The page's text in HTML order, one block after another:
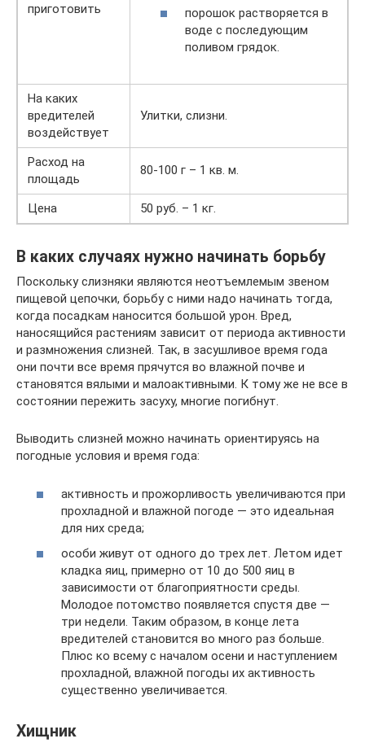
приготовить
порошок растворяется в
воде с последующим
поливом грядок.
На каких
вредителей
воздействует
Улитки, слизни.
Расход на
площадь
80-100 г – 1 кв. м.
Цена 50 руб. – 1 кг.
В каких случаях нужно начинать борьбу
Поскольку слизняки являются неотъемлемым звеном
пищевой цепочки, борьбу с ними надо начинать тогда,
когда посадкам наносится большой урон. Вред,
наносящийся растениям зависит от периода активности
и размножения слизней. Так, в засушливое время года
они почти все время прячутся во влажной почве и
становятся вялыми и малоактивными. К тому же не все в
состоянии пережить засуху, многие погибнут.
Выводить слизней можно начинать ориентируясь на
погодные условия и время года:
активность и прожорливость увеличиваются при
прохладной и влажной погоде — это идеальная
для них среда;
особи живут от одного до трех лет. Летом идет
кладка яиц, примерно от 10 до 500 яиц в
зависимости от благоприятности среды.
Молодое потомство появляется спустя две —
три недели. Таким образом, в конце лета
вредителей становится во много раз больше.
Плюс ко всему с началом осени и наступлением
прохладной, влажной погоды их активность
существенно увеличивается.
Хищник